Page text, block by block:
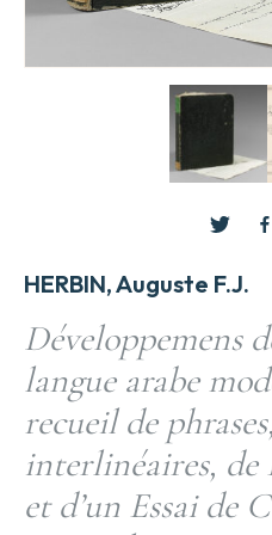
HERBIN, Auguste F.J.
Développemens
langue arabe
recueil de
interlinéaires, de
et d’un Essai de